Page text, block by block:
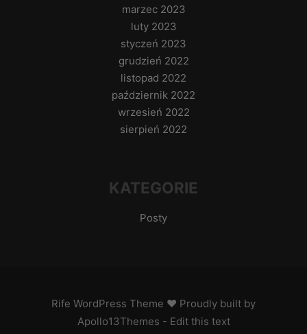
marzec 2023
luty 2023
styczeń 2023
grudzień 2022
listopad 2022
październik 2022
wrzesień 2022
sierpień 2022
KATEGORIE
Posty
Rife WordPress Theme ♥ Proudly built by
Apollo13Themes - Edit this text